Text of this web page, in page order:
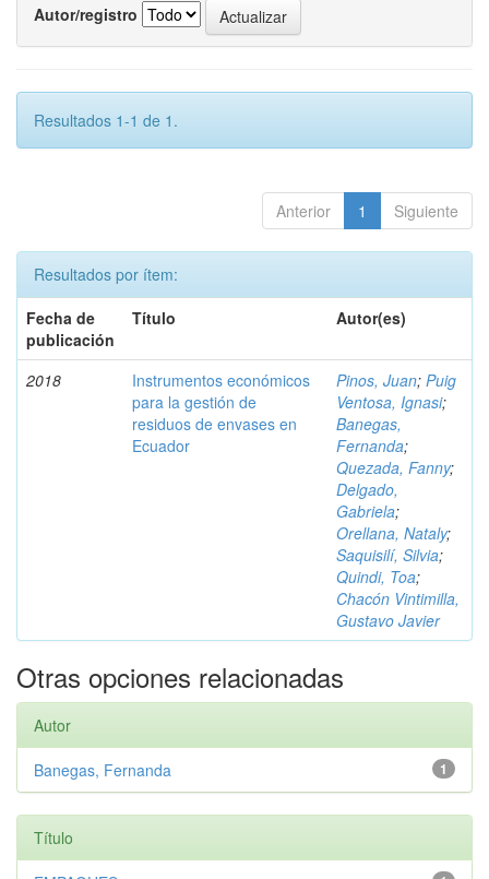
Autor/registro
Resultados 1-1 de 1.
Anterior 1 Siguiente
Resultados por ítem:
Fecha de
publicación
Título Autor(es)
2018
Instrumentos económicos
para la gestión de
residuos de envases en
Ecuador
Pinos, Juan; Puig
Ventosa, Ignasi;
Banegas,
Fernanda;
Quezada, Fanny;
Delgado,
Gabriela;
Orellana, Nataly;
Saquisilí, Silvia;
Quindi, Toa;
Chacón Vintimilla,
Gustavo Javier
Otras opciones relacionadas
Autor
1
Banegas, Fernanda
Título